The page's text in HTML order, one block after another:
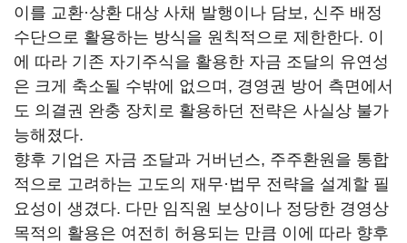
이를 교환·상환 대상 사채 발행이나 담보, 신주 배정
수단으로 활용하는 방식을 원칙적으로 제한한다. 이
에 따라 기존 자기주식을 활용한 자금 조달의 유연성
은 크게 축소될 수밖에 없으며, 경영권 방어 측면에서
도 의결권 완충 장치로 활용하던 전략은 사실상 불가
능해졌다.
향후 기업은 자금 조달과 거버넌스, 주주환원을 통합
적으로 고려하는 고도의 재무·법무 전략을 설계할 필
요성이 생겼다. 다만 임직원 보상이나 정당한 경영상
목적의 활용은 여전히 허용되는 만큼 이에 따라 향후